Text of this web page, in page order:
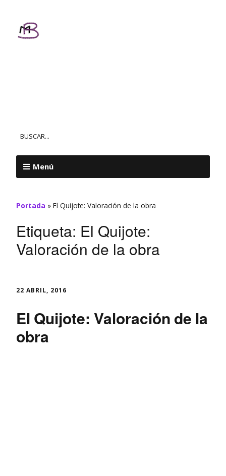
Menú
Portada » El Quijote: Valoración de la obra
Etiqueta: El Quijote:
Valoración de la obra
22 ABRIL, 2016
El Quijote: Valoración de la
obra